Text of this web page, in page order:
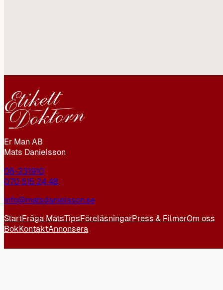
Er Man AB
Mats Danielsson
08-231910
070 515 24 48
info@matsdanielsson.se
StartFråga MatsTipsFöreläsningarPress & FilmerOm oss
BokKontaktAnnonsera